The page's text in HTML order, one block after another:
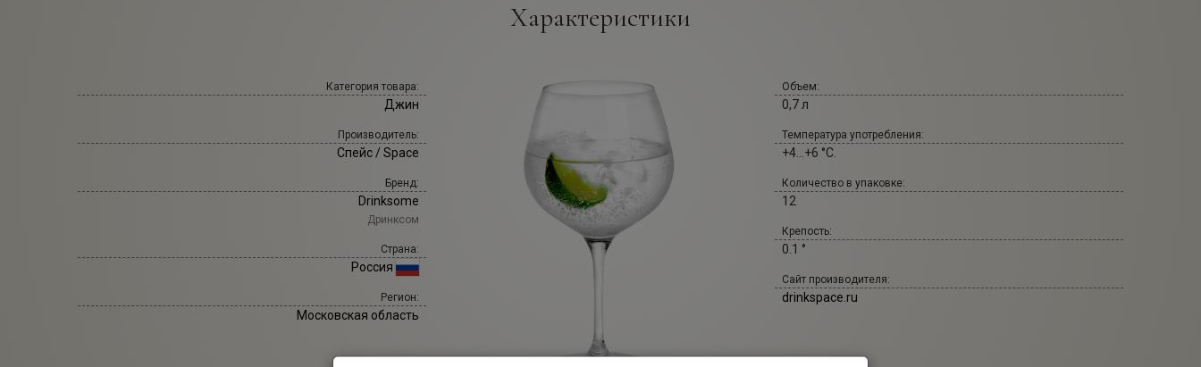
Характеристики
Категория товара:
Джин
Производитель:
Спейс / Space
Бренд:
Drinksome
Дринксом
Страна:
Россия
Регион:
Московская область
Объем:
0,7 л
Температура употребления:
+4...+6 °С.
Количество в упаковке:
12
Крепость:
0.1 °
Сайт производителя:
drinkspace.ru